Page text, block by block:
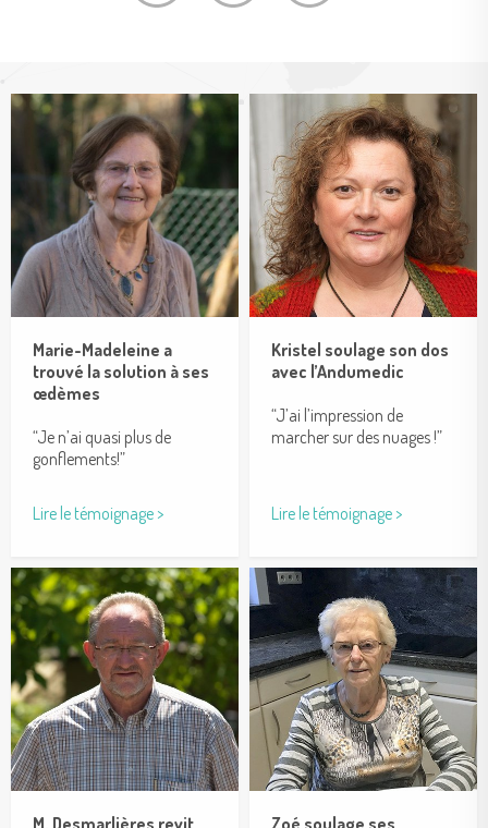
Marie-Madeleine a
trouvé la solution à ses
œdèmes
“Je n’ai quasi plus de
gonflements!”
Lire le témoignage >
Kristel soulage son dos
avec l’Andumedic
“J’ai l’impression de
marcher sur des nuages !”
Lire le témoignage >